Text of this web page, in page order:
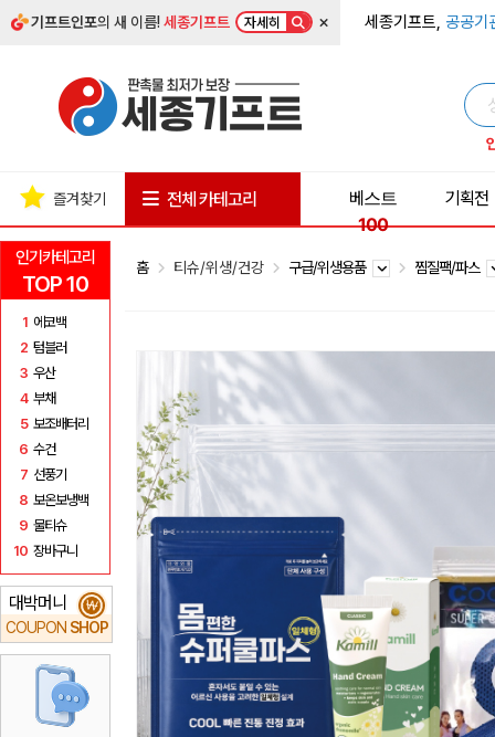
기프트인포의 새 이름!세종기프트 자세히 × 세종기프트, 공공기
인기카테고리
TOP 10
1 에코백
2 텀블러
3 우산
4 부채
5 보조배터리
6 수건
7 선풍기
8 보온보냉백
9 물티슈
10 장바구니
대박머니
COUPON SHOP
₩
즐겨찾기 전체 카테고리
베스트
100
기획전
홈 티슈/위생/건강 구급/위생용품 찜질팩/파스